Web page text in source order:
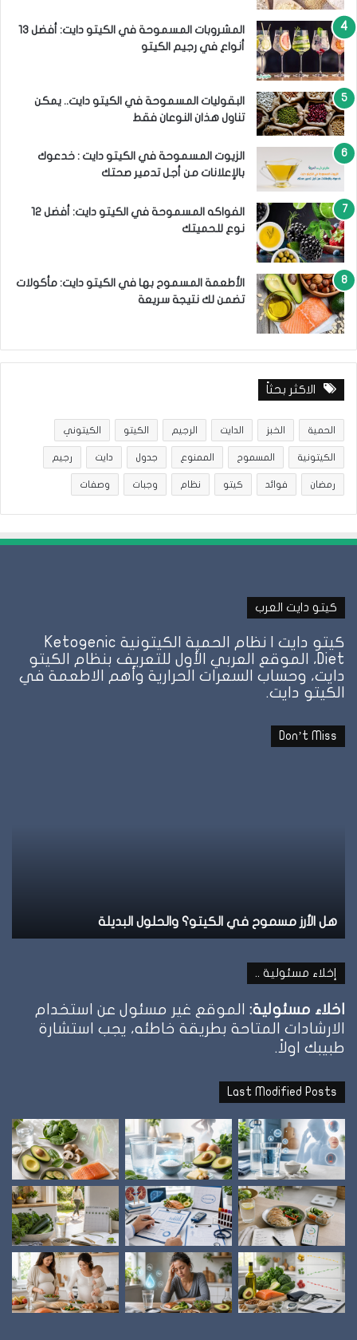
المشروبات المسموحة في الكيتو دايت: أفضل 13
أنواع في رجيم الكيتو
البقوليات المسموحة في الكيتو دايت.. يمكن
تناول هذان النوعان فقط
الزيوت المسموحة في الكيتو دايت : خدعوك
بالإعلانات من أجل تدمير صحتك
الفواكه المسموحة في الكيتو دايت: أفضل 12
نوع للحميتك
الأطعمة المسموح بها في الكيتو دايت: مأكولات
تضمن لك نتيجة سريعة
الاكثر بحثاً
الحمية الخبز الدايت الرجيم الكيتو الكيتوني
الكيتونية المسموح الممنوع جدول دايت رجيم
رمضان فوائد كيتو نظام وجبات وصفات
كيتو دايت العرب
كيتو دايت | نظام الحمية الكيتونية Ketogenic
Diet، الموقع العربي الأول للتعريف بنظام الكيتو
دايت، وحساب السعرات الحرارية وأهم الاطعمة في
الكيتو دايت.
Don’t Miss
نظام الطيبات: علامة الشبع وإمتى توقف الأكل؟
إخلاء مسئولية ..
اخلاء مسئولية: الموقع غير مسئول عن استخدام
الارشادات المتاحة بطريقة خاطئه، يجب استشارة
طبيبك اولاً.
Last Modified Posts